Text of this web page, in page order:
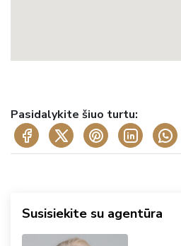
Pasidalykite šiuo turtu:
Susisiekite su agentūra